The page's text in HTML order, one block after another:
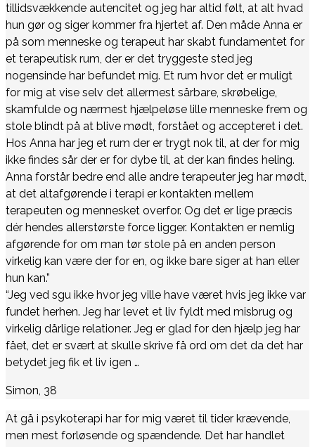
tillidsvækkende autencitet og jeg har altid følt, at alt hvad
hun gør og siger kommer fra hjertet af. Den måde Anna er
på som menneske og terapeut har skabt fundamentet for
et terapeutisk rum, der er det tryggeste sted jeg
nogensinde har befundet mig. Et rum hvor det er muligt
for mig at vise selv det allermest sårbare, skrøbelige,
skamfulde og nærmest hjælpeløse lille menneske frem og
stole blindt på at blive mødt, forstået og accepteret i det.
Hos Anna har jeg et rum der er trygt nok til, at der for mig
ikke findes sår der er for dybe til, at der kan findes heling.
Anna forstår bedre end alle andre terapeuter jeg har mødt,
at det altafgørende i terapi er kontakten mellem
terapeuten og mennesket overfor. Og det er lige præcis
dér hendes allerstørste force ligger. Kontakten er nemlig
afgørende for om man tør stole på en anden person
virkelig kan være der for en, og ikke bare siger at han eller
hun kan.”
“Jeg ved sgu ikke hvor jeg ville have været hvis jeg ikke var
fundet herhen. Jeg har levet et liv fyldt med misbrug og
virkelig dårlige relationer. Jeg er glad for den hjælp jeg har
fået, det er svært at skulle skrive få ord om det da det har
betydet jeg fik et liv igen …
Simon, 38
At gå i psykoterapi har for mig været til tider krævende,
men mest forløsende og spændende. Det har handlet